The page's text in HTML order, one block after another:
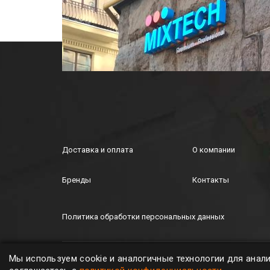
Доставка и оплата
Бренды
О компании
Контакты
Политика обработки персональных данных
MIXTECH © ООО "Микстех", 2026. All rights
reserved.
Мы используем cookie и аналогичные технологии для